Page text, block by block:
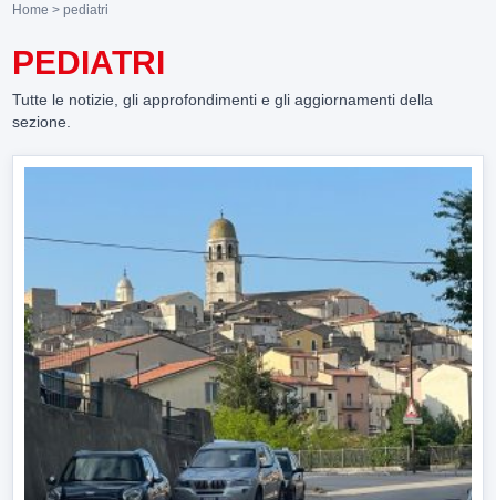
Home > pediatri
PEDIATRI
Tutte le notizie, gli approfondimenti e gli aggiornamenti della
sezione.